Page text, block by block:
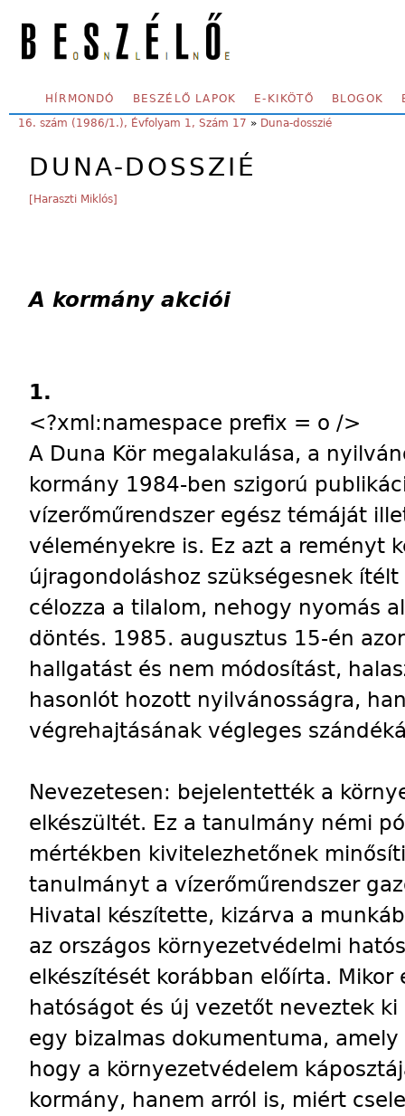
SECONDARY MENU
HÍRMONDÓ BESZÉLŐ LAPOK E-KIKÖTŐ BLOGOK
YOU ARE HERE:
16. szám (1986/1.), Évfolyam 1, Szám 17 » Duna-dosszié
DUNA-DOSSZIÉ
[Haraszti Miklós]
A kormány akciói
1.
<?xml:namespace prefix = o />
A Duna Kör megalakulása, a
kormány 1984-ben szigorú
vízerőműrendszer egész témáját
véleményekre is. Ez azt a reményt
újragondoláshoz szükségesnek
célozza a tilalom, nehogy nyomás
döntés. 1985. augusztus 15-én
hallgatást és nem módosítást,
hasonlót hozott nyilvánosságra,
végrehajtásának végleges
Nevezetesen: bejelentették a
elkészültét. Ez a tanulmány némi
mértékben kivitelezhetőnek
tanulmányt a vízerőműrendszer
Hivatal készítette, kizárva a
az országos környezetvédelmi
elkészítését korábban előírta.
hatóságot és új vezetőt neveztek
egy bizalmas dokumentuma,
hogy a környezetvédelem
kormány, hanem arról is, miért